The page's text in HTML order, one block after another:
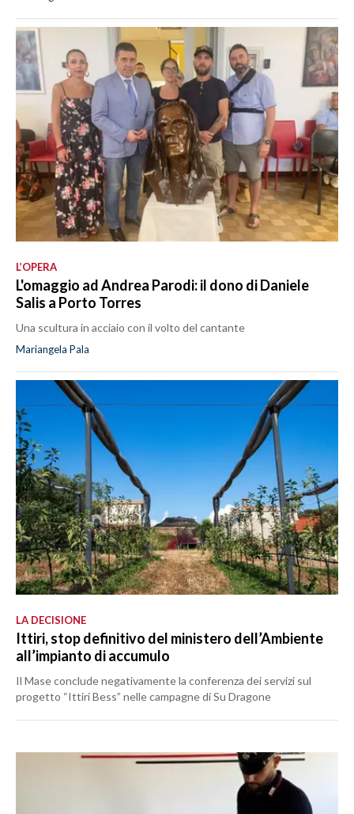
L’OPERA
L'omaggio ad Andrea Parodi: il dono di Daniele
Salis a Porto Torres
Una scultura in acciaio con il volto del cantante
Mariangela Pala
LA DECISIONE
Ittiri, stop definitivo del ministero dell’Ambiente
all’impianto di accumulo
Il Mase conclude negativamente la conferenza dei servizi sul
progetto “Ittiri Bess” nelle campagne di Su Dragone